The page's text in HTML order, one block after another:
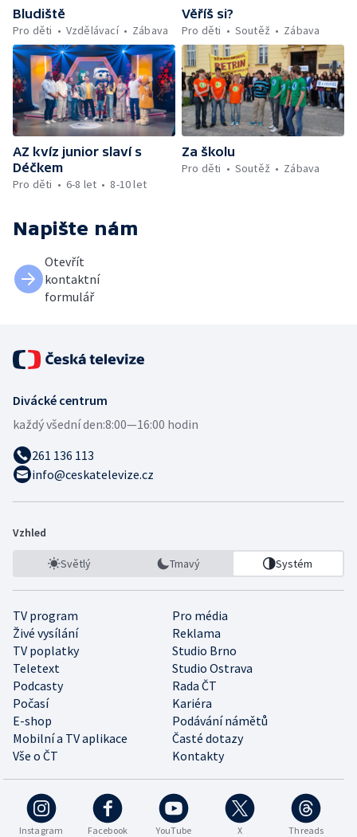
Bludiště
Pro děti
Vzdělávací Zábava
Věříš si?
Pro děti
Soutěž Zábava
AZ kvíz junior slaví s
Déčkem
Pro děti
6-8 let 8-10 let
Za školu
Pro děti
Soutěž Zábava
Napište nám
Otevřít
kontaktní
formulář
Divácké centrum
každý všední den:8:00—16:00 hodin
261 136 113
info@ceskatelevize.cz
Vzhled
Světlý Tmavý Systém
TV program
Pro média
Živé vysílání
Reklama
TV poplatky
Studio Brno
Teletext
Studio Ostrava
Podcasty
Rada ČT
Počasí
Kariéra
E-shop
Podávání námětů
Mobilní a TV aplikace
Časté dotazy
Vše o ČT
Kontakty
Instagram Facebook YouTube X Threads